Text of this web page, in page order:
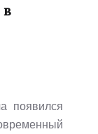
в
появился